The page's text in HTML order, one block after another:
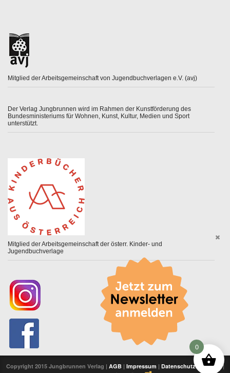
Mitglied der Arbeitsgemeinschaft von Jugendbuchverlagen e.V. (avj)
Der Verlag Jungbrunnen wird im Rahmen der Kunstförderung des
Bundesministeriums für Wohnen, Kunst, Kultur, Medien und Sport
unterstützt.
Mitglied der Arbeitsgemeinschaft der österr. Kinder- und
Jugendbuchverlage
Copyright 2015 Jungbrunnen Verlag | AGB| Impressum | Datenschutzerklärung |
0